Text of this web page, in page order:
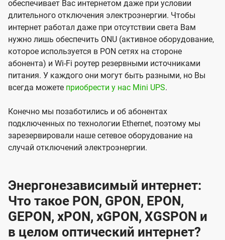
обеспечивает Вас интернетом даже при условии
длительного отключения электроэнергии. Чтобы
интернет работал даже при отсутствии света Вам
нужно лишь обеспечить ONU (активное оборудование,
которое используется в PON сетях на стороне
абонента) и Wi-Fi роутер резервными источниками
питания. У каждого они могут быть разными, но Вы
всегда можете приобрести у нас Mini UPS.
Конечно мы позаботились и об абонентах
подключенных по технологии Ethernet, поэтому мы
зарезервировали наше сетевое оборудование на
случай отключений электроэнергии.
Энергонезависимый интернет:
Что такое PON, GPON, EPON,
GEPON, xPON, xGPON, XGSPON и
в целом оптический интернет?